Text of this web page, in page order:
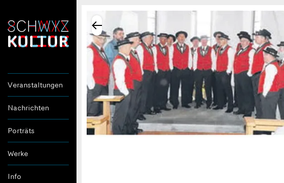
Veranstaltungen
Nachrichten
Porträts
Werke
Info